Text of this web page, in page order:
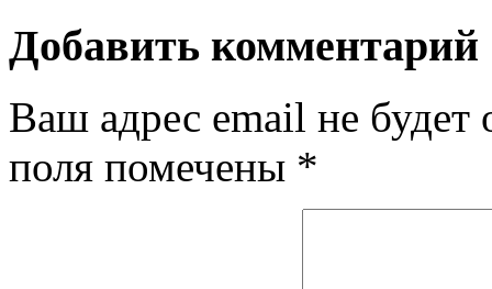
Добавить комментарий
Ваш адрес email не будет
поля помечены *